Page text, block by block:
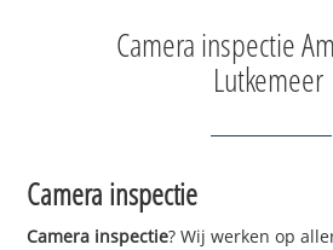
Camera inspectie
Lutkemeer
Camera inspectie
Camera inspectie? Wij werken op